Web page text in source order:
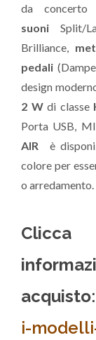
da concerto
suoni Split/
Brilliance,
pedali
design
2 W di classe
Porta USB,
AIR è
colore per
o arredamento.
acquisto:
i-